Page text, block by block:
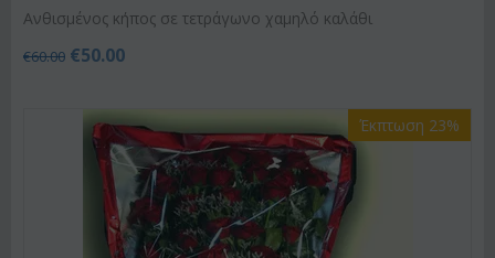
Ανθισμένος κήπος σε τετράγωνο χαμηλό καλάθι
€60.00 €50.00
Έκπτωση 23%